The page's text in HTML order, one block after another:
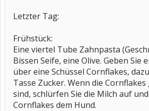
Letzter Tag:
Frühstück:
Eine viertel Tube Zahnpasta
Bissen Seife, eine Olive. Geben Sie
über eine Schüssel Cornflakes,
Tasse Zucker. Wenn die
sind, schlürfen Sie die Milch auf
Cornflakes dem Hund.